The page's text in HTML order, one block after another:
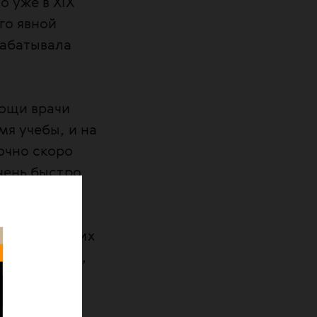
уже в ХIХ
явной
врачи
учебы, и на
скоро
быстро
с
Конечно,
были